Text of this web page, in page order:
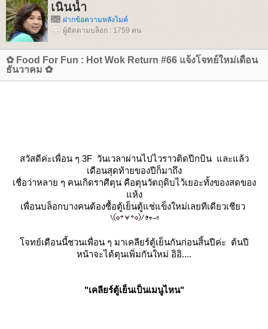
เนินน้ำ
ฝากข้อความหลังไมค์
ผู้ติดตามบล็อก : 1759 คน
✿ Food For Fun : Hot Wok Return #66 แจ้งโจทย์ใหม่เดือน
ธันวาคม ✿
สวัสดีค่ะเพื่อน ๆ 3F วันเวลาผ่านไปไวราวติดปีกบิน และแล้ว
เดือนสุดท้ายของปีก็มาถึง
เชื่อว่าหลาย ๆ คนเกิดราศีตุน คือตุนวัตถุดิบไว้เยอะทั้งของสดของ
ห้ง
เพื่อนบล็อกบางคนต้องซื้อตู้เย็นตู้แช่แข็งใหม่เลยทีเดียวเชียว
จทย์เดือนนี้ชวนเพื่อน ๆ มาเคลียร์ตู้เย็นกันก่อนสิ้นปีค่ะ ต้นปี
หน้าจะได้ตุนเพิ่มกันใหม่ อิอิ....
"เคลียร์ตู้เย็นเป็นเมนูไหน"